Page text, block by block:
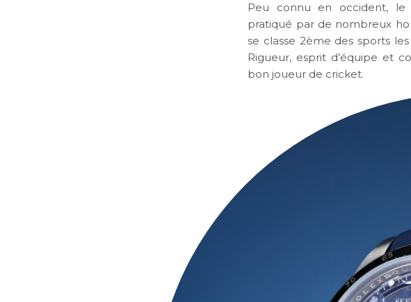
Peu connu en occident,
pratiqué par de nombreux
se classe 2ème des sports
Rigueur, esprit d’équipe et
bon joueur de cricket.